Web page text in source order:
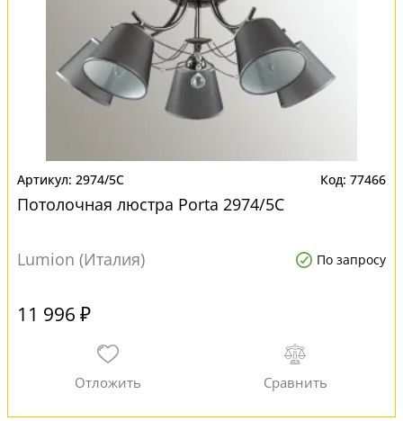
2974/5C 77466
Потолочная люстра Porta 2974/5C
Lumion (Италия) По запросу
11 996 ₽